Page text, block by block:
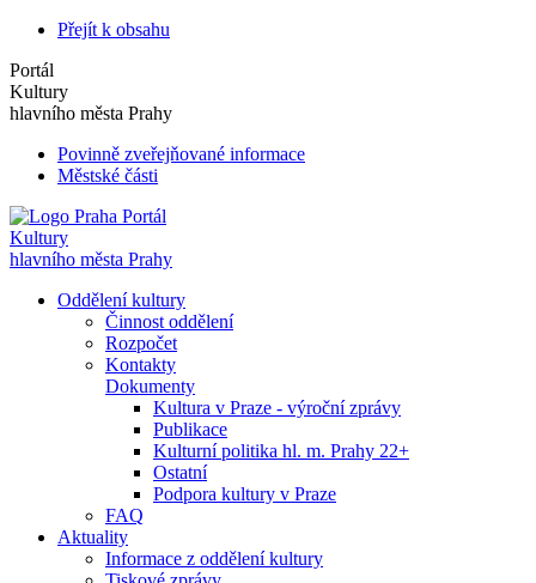
Přejít k obsahu
Portál
Kultury
hlavního města Prahy
Povinně zveřejňované informace
Městské části
Portál
Kultury
hlavního města Prahy
Oddělení kultury
Činnost oddělení
Rozpočet
Kontakty
Dokumenty
Kultura v Praze - výroční zprávy
Publikace
Kulturní politika hl. m. Prahy 22+
Ostatní
Podpora kultury v Praze
FAQ
Aktuality
Informace z oddělení kultury